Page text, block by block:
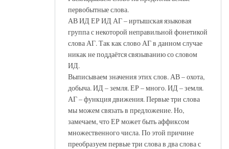
первобытные слова.
АВ ИД ЕР ИД АГ – иртышская языковая
группа с некоторой неправильной фонетикой
слова АГ. Так как слово АГ в данном случае
никак не поддаётся связыванию со словом
ИД.
Выписываем значения этих слов. АВ – охота,
добыча. ИД – земля. ЕР – много. ИД – земля.
АГ – функция движения. Первые три слова
мы можем связать в предложение. Но,
замечаем, что ЕР может быть аффиксом
множественного числа. По этой причине
преобразуем первые три слова в два слова с